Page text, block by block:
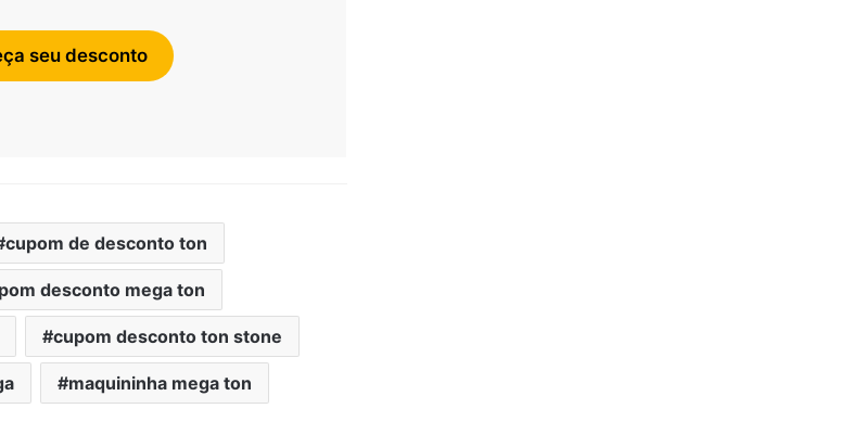
seu desconto
cupom de desconto ton
desconto mega ton
cupom desconto ton stone
maquininha mega ton